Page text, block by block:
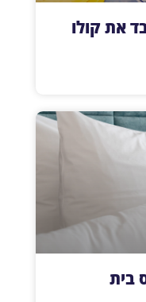
את קולו
בית